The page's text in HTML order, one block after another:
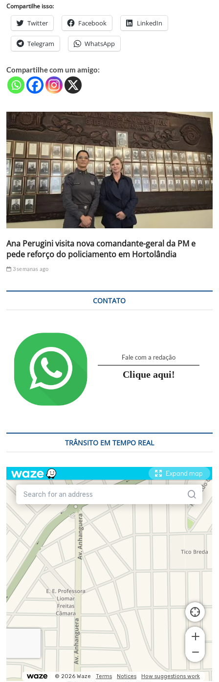
Compartilhe isso:
Twitter Facebook LinkedIn
Telegram WhatsApp
Compartilhe com um amigo:
Ana Perugini visita nova comandante-geral da PM e
pede reforço do policiamento em Hortolândia
3 semanas ago
CONTATO
Fale com a redação
Clique aqui!
TRÂNSITO EM TEMPO REAL